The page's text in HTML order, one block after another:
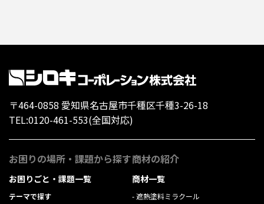
〒464-0858 愛知県名古屋市千種区千種3-26-18
TEL:0120-461-553(全国対応)
お困りの場所・課題から探す
お困りごと・課題一覧
テーマで探す
商材の紹介
商材一覧
遮熱塗料ミラクール